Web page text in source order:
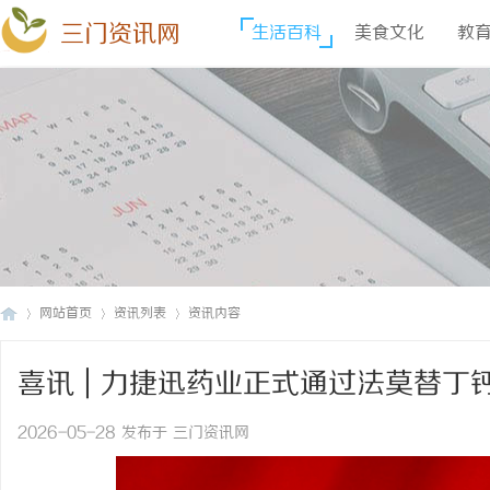
三门资讯网 生活百科 美食文化 教
网站首页 资讯列表 资讯内容
喜讯 | 力捷迅药业正式通过法莫替丁
评价！
2026-05-28 发布于 三门资讯网